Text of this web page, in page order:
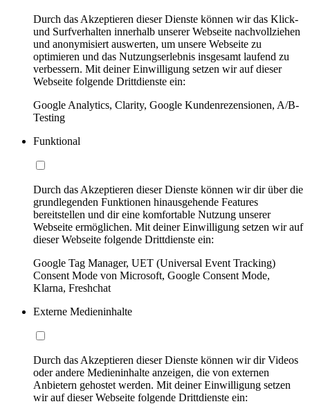
Durch das Akzeptieren dieser Dienste können wir das Klick-
und Surfverhalten innerhalb unserer Webseite nachvollziehen
und anonymisiert auswerten, um unsere Webseite zu
optimieren und das Nutzungserlebnis insgesamt laufend zu
verbessern. Mit deiner Einwilligung setzen wir auf dieser
Webseite folgende Drittdienste ein:
Google Analytics, Clarity, Google Kundenrezensionen, A/B-
Testing
Funktional
Durch das Akzeptieren dieser Dienste können wir dir über die
grundlegenden Funktionen hinausgehende Features
bereitstellen und dir eine komfortable Nutzung unserer
Webseite ermöglichen. Mit deiner Einwilligung setzen wir auf
dieser Webseite folgende Drittdienste ein:
Google Tag Manager, UET (Universal Event Tracking)
Consent Mode von Microsoft, Google Consent Mode,
Klarna, Freshchat
Externe Medieninhalte
Durch das Akzeptieren dieser Dienste können wir dir Videos
oder andere Medieninhalte anzeigen, die von externen
Anbietern gehostet werden. Mit deiner Einwilligung setzen
wir auf dieser Webseite folgende Drittdienste ein: